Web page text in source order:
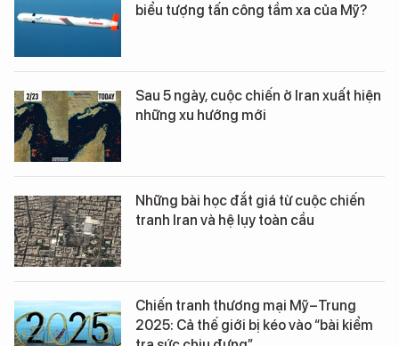
biểu tượng tấn công tầm xa của Mỹ?
Sau 5 ngày, cuộc chiến ở Iran xuất hiện
những xu hướng mới
Những bài học đắt giá từ cuộc chiến
tranh Iran và hệ lụy toàn cầu
Chiến tranh thương mại Mỹ–Trung
2025: Cả thế giới bị kéo vào “bài kiểm